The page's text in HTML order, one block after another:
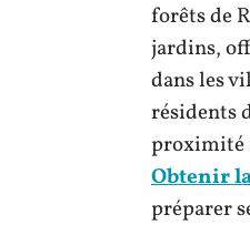
forêts de
jardins,
dans les
résidents
proximité
Obtenir
préparer